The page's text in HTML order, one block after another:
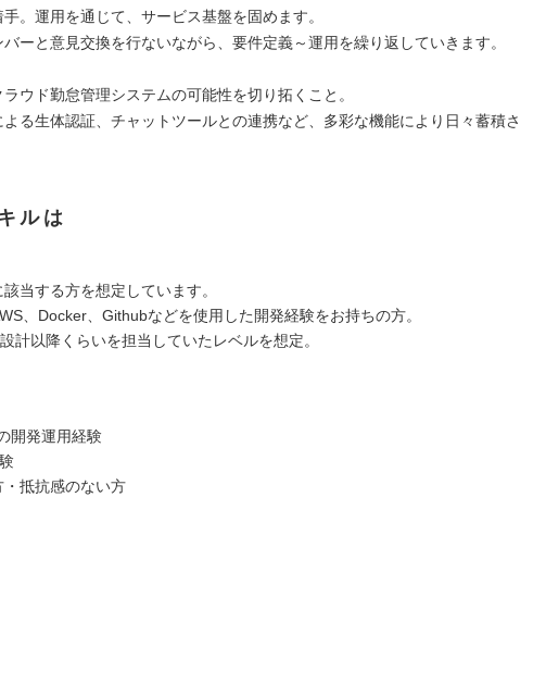
。運用を通じて、サービス基盤を固めます。
ーと意見交換を行ないながら、要件定義～運用を繰り返していきます。
ウド勤怠管理システムの可能性を切り拓くこと。
る生体認証、チャットツールとの連携など、多彩な機能により日々蓄積さ
ルは
当する方を想定しています。
、Docker、Githubなどを使用した開発経験をお持ちの方。
計以降くらいを担当していたレベルを想定。
開発運用経験
・抵抗感のない方